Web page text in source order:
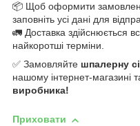
📦 Щоб оформити
заповніть усі дані для
🚛 Доставка здійснюється
найкоротші терміни.
✅ Замовляйте шпалерну
нашому інтернет-магазині
виробника!
Приховати